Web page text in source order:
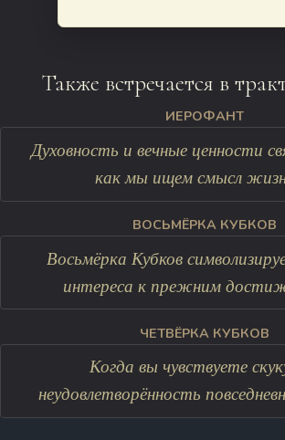
Также встречается в
ИЕРОФАНТ
Духовность и вечные ценности
как мы ищем смысл
ВОСЬМЁРКА КУБКОВ
Восьмёрка Кубков
интереса к прежним
ЧЕТВЁРКА КУБКОВ
Когда вы чувствуете
неудовлетворённость